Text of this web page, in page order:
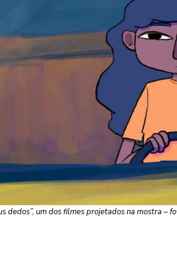
dedos”, um dos filmes projetados na mostra –